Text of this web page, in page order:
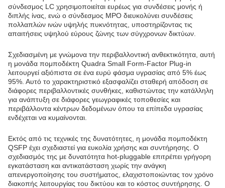
σύνδεσμος LC χρησιμοποιείται ευρέως για συνδέσεις μονής ή
διπλής ίνας, ενώ ο σύνδεσμος MPO διευκολύνει συνδέσεις
πολλαπλών ινών υψηλής πυκνότητας, υποστηρίζοντας τις
απαιτήσεις υψηλού εύρους ζώνης των σύγχρονων δικτύων.
Σχεδιασμένη με γνώμονα την περιβαλλοντική ανθεκτικότητα, αυτή
η μονάδα πομποδέκτη Quadra Small Form-Factor Plug-in
λειτουργεί αξιόπιστα σε ένα ευρύ φάσμα υγρασίας από 5% έως
95%. Αυτό το χαρακτηριστικό εξασφαλίζει σταθερή απόδοση σε
διάφορες περιβαλλοντικές συνθήκες, καθιστώντας την κατάλληλη
για ανάπτυξη σε διάφορες γεωγραφικές τοποθεσίες και
περιβάλλοντα κέντρων δεδομένων όπου τα επίπεδα υγρασίας
ενδέχεται να κυμαίνονται.
Εκτός από τις τεχνικές της δυνατότητες, η μονάδα πομποδέκτη
QSFP έχει σχεδιαστεί για ευκολία χρήσης και συντήρησης. Ο
σχεδιασμός της με δυνατότητα hot-pluggable επιτρέπει γρήγορη
εγκατάσταση και αντικατάσταση χωρίς την ανάγκη
απενεργοποίησης του συστήματος, ελαχιστοποιώντας τον χρόνο
διακοπής λειτουργίας του δικτύου και το κόστος συντήρησης. Ο